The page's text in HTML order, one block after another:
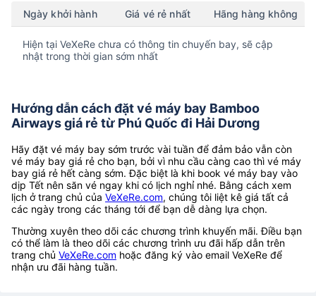
Ngày khởi hành Giá vé rẻ nhất Hãng hàng không
Hiện tại VeXeRe chưa có thông tin chuyến bay, sẽ cập
nhật trong thời gian sớm nhất
Hướng dẫn cách đặt vé máy bay Bamboo
Airways giá rẻ từ Phú Quốc đi Hải Dương
Hãy đặt vé máy bay sớm trước vài tuần để đảm bảo vẫn còn
vé máy bay giá rẻ cho bạn, bởi vì nhu cầu càng cao thì vé máy
bay giá rẻ hết càng sớm. Đặc biệt là khi book vé máy bay vào
dịp Tết nên săn vé ngay khi có lịch nghỉ nhé. Bằng cách xem
lịch ở trang chủ của VeXeRe.com, chúng tôi liệt kê giá tất cả
các ngày trong các tháng tới để bạn dễ dàng lựa chọn.
Thường xuyên theo dõi các chương trình khuyến mãi. Điều bạn
có thể làm là theo dõi các chương trình ưu đãi hấp dẫn trên
trang chủ VeXeRe.com hoặc đăng ký vào email VeXeRe để
nhận ưu đãi hàng tuần.